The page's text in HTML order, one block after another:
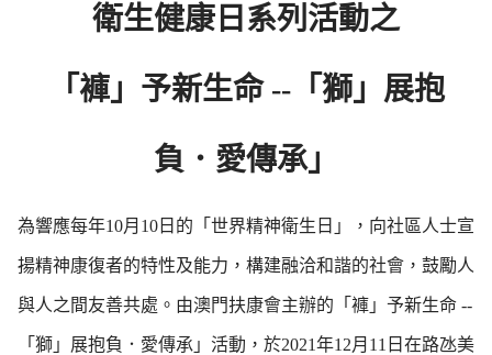
衛生健康日系列活動之
「褲」予新生命 --「獅」展抱
負．愛傳承」
為響應每年10月10日的「世界精神衛生日」，向社區人士宣
揚精神康復者的特性及能力，構建融洽和諧的社會，鼓勵人
與人之間友善共處。由澳門扶康會主辦的「褲」予新生命 --
「獅」展抱負．愛傳承」活動，於2021年12月11日在路氹美